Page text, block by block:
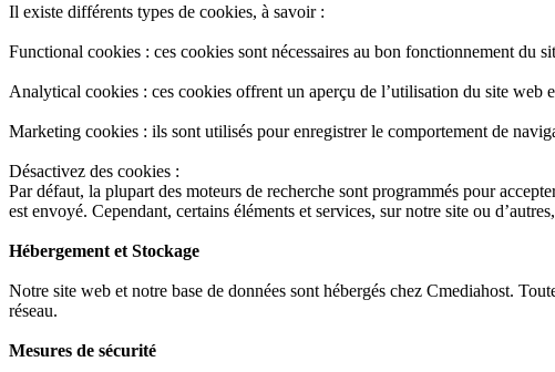
Il existe différents types de cookies, à savoir :
Functional cookies : ces cookies sont nécessaires au bon fonctionnement
Analytical cookies : ces cookies offrent un aperçu de l’utilisation du site web
Marketing cookies : ils sont utilisés pour enregistrer le comportement de
Désactivez des cookies :
Par défaut, la plupart des moteurs de recherche sont programmés pour
est envoyé. Cependant, certains éléments et services, sur notre site ou
Hébergement et Stockage
Notre site web et notre base de données sont hébergés chez Cmediahost.
réseau.
Mesures de sécurité